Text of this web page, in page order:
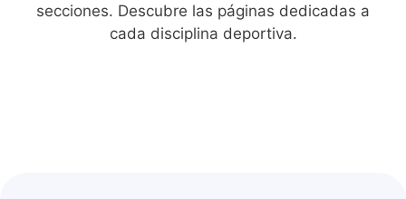
secciones. Descubre las páginas dedicadas a
cada disciplina deportiva.